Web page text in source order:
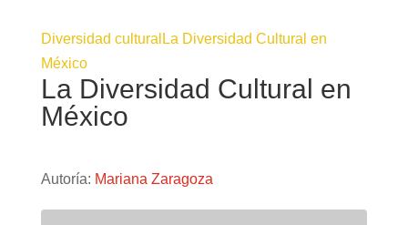
Diversidad cultural La Diversidad Cultural en
México
La Diversidad Cultural en
México
Autoría: Mariana Zaragoza